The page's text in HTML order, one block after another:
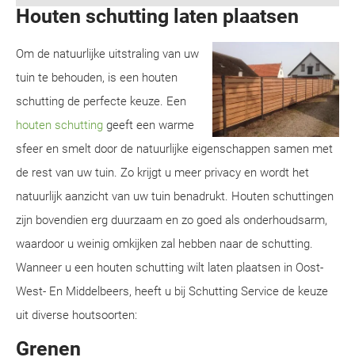
Houten schutting laten plaatsen
Om de natuurlijke uitstraling van uw
tuin te behouden, is een houten
schutting de perfecte keuze. Een
houten schutting geeft een warme
sfeer en smelt door de natuurlijke eigenschappen samen met
de rest van uw tuin. Zo krijgt u meer privacy en wordt het
natuurlijk aanzicht van uw tuin benadrukt. Houten schuttingen
zijn bovendien erg duurzaam en zo goed als onderhoudsarm,
waardoor u weinig omkijken zal hebben naar de schutting.
Wanneer u een houten schutting wilt laten plaatsen in Oost-
West- En Middelbeers, heeft u bij Schutting Service de keuze
uit diverse houtsoorten:
Grenen